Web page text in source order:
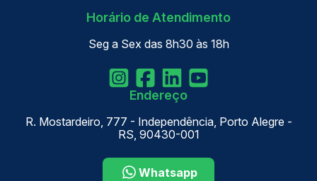
Horário de Atendimento
Seg a Sex das 8h30 às 18h
Endereço
R. Mostardeiro, 777 - Independência, Porto Alegre -
RS, 90430-001
Whatsapp